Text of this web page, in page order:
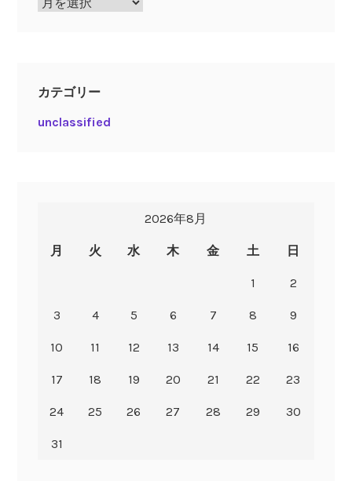
カテゴリー
unclassified
2026年8月
月 火 水 木 金 土 日
1 2
3 4 5 6 7 8 9
10 11 12 13 14 15 16
17 18 19 20 21 22 23
24 25 26 27 28 29 30
31